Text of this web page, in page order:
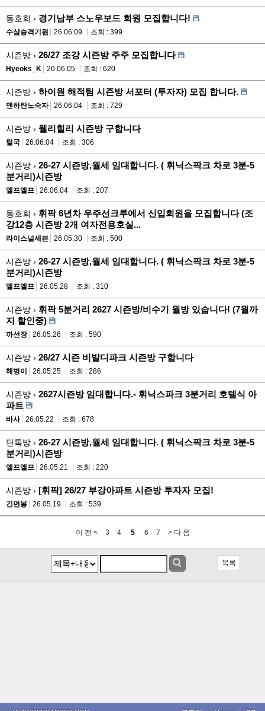
동호회 › 경기남부 스노우보드 회원 모집합니다!
수삼승격기원 26.06.09 조회 : 399
시즌방 › 26/27 조강 시즌방 주주 모집합니다
Hyeoks_K 26.06.05 조회 : 620
시즌방 › 하이원 해적팀 시즌방 서포터 (투자자) 모집 합니다.
맨하탄노숙자 26.06.04 조회 : 729
시즌방 › 웰리힐리 시즌방 구합니다
털국 26.06.04 조회 : 306
시즌방 › 26-27 시즌방,월세 임대합니다. ( 휘닉스팍크 차로 3분-5
분거리)시즌방
엘프엘프 26.06.04 조회 : 207
동호회 › 휘팍 6년차 우주선크루에서 신입회원을 모집합니다 (조
강12층 시즌방 2개 여자전용호실...
라이스널세븐 26.05.30 조회 : 500
시즌방 › 26-27 시즌방,월세 임대합니다. ( 휘닉스팍크 차로 3분-5
분거리)시즌방
엘프엘프 26.05.28 조회 : 310
시즌방 › 휘팍 5분거리 2627 시즌방/비수기 월방 있습니다! (7월까
지 할인중)
까선장 26.05.26 조회 : 590
시즌방 › 26/27 시즌 비발디파크 시즌방 구합니다
해병이 26.05.25 조회 : 286
시즌방 › 2627시즌방 임대합니다.- 휘닉스파크 3분거리 호텔식 아
파트
바사 26.05.22 조회 : 678
단톡방 › 26-27 시즌방,월세 임대합니다. ( 휘닉스팍크 차로 3분-5
분거리)시즌방
엘프엘프 26.05.21 조회 : 220
시즌방 › [휘팍] 26/27 부강아파트 시즌방 투자자 모집!
긴면봉 26.05.19 조회 : 539
이 전 < 3 4 5 6 7 > 다 음
목록